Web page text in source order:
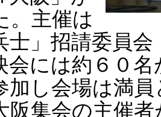
。主催は
士」招請委員
会には約６０
加し会場は満
集会の主催者